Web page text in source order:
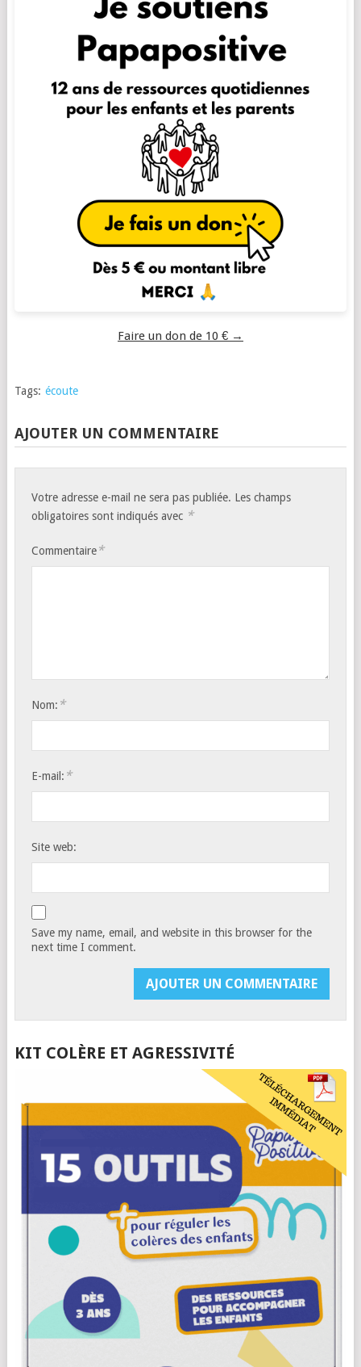
Faire un don de 10 € →
Tags: écoute
AJOUTER UN COMMENTAIRE
Votre adresse e-mail ne sera pas publiée. Les champs
obligatoires sont indiqués avec *
Commentaire*
Nom: *
E-mail: *
Site web:
Save my name, email, and website in this browser for the
next time I comment.
KIT COLÈRE ET AGRESSIVITÉ